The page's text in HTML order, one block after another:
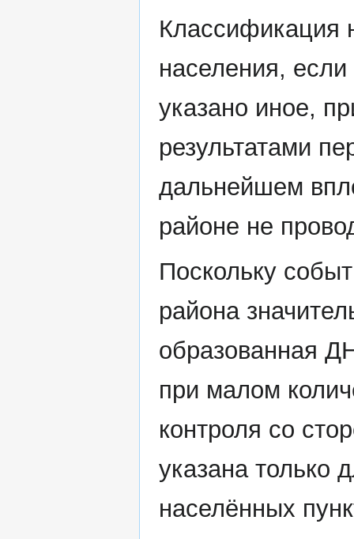
Классификация
населения,
указано иное,
результатами
дальнейшем
районе не
Поскольку
района
образованная
при малом
контроля со
указана только
населённых